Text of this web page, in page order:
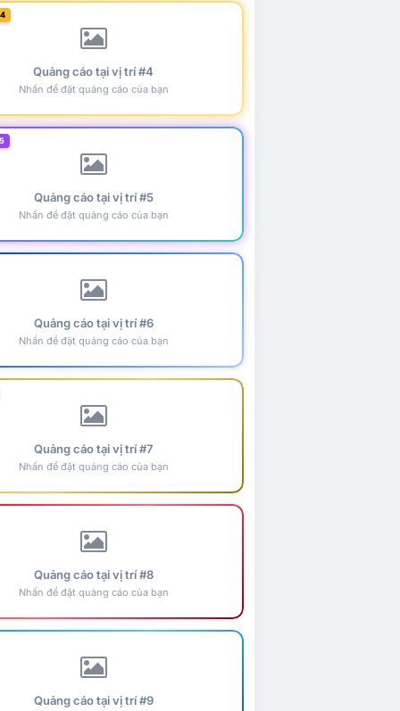
Quảng cáo tại vị trí #4
Nhấn để đặt quảng cáo của bạn
Quảng cáo tại vị trí #5
Nhấn để đặt quảng cáo của bạn
Quảng cáo tại vị trí #6
Nhấn để đặt quảng cáo của bạn
Quảng cáo tại vị trí #7
Nhấn để đặt quảng cáo của bạn
Quảng cáo tại vị trí #8
Nhấn để đặt quảng cáo của bạn
Quảng cáo tại vị trí #9